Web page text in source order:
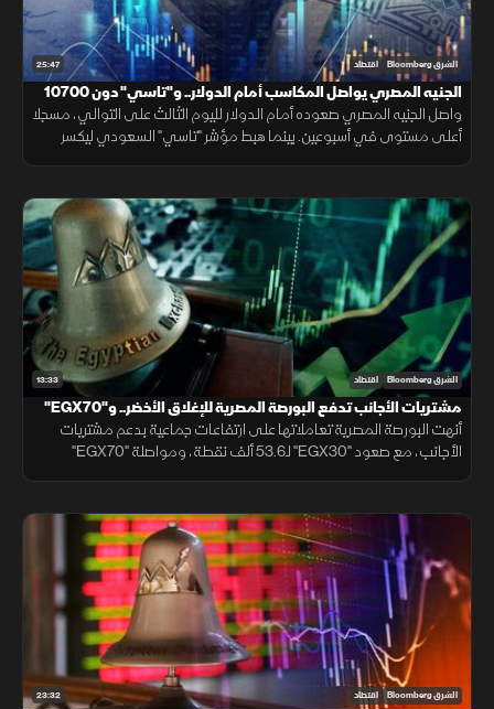
25:47 الشرق Bloomberg اقتصاد
الجنيه المصري يواصل المكاسب أمام الدولار.. و"تاسي" دون 10700
نقطة
واصل الجنيه المصري صعوده أمام الدولار لليوم الثالث على التوالي، مسجلا
أعلى مستوى في أسبوعين. بينما هبط مؤشر "تاسي" السعودي ليكسر
13:33 الشرق Bloomberg اقتصاد
مشتريات الأجانب تدفع البورصة المصرية للإغلاق الأخضر.. و"EGX70"
يتألق
أنهت البورصة المصرية تعاملاتها على ارتفاعات جماعية بدعم مشتريات
الأجانب، مع صعود "EGX30" لـ53.6 ألف نقطة، ومواصلة "EGX70"
23:32 الشرق Bloomberg اقتصاد